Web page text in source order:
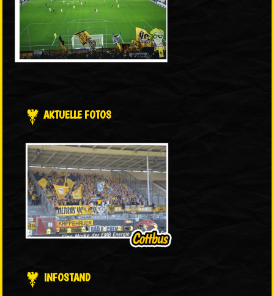
AKTUELLE FOTOS
INFOSTAND